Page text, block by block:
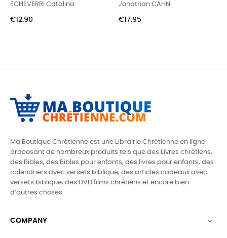
ECHEVERRI Catalina
Price
€12.90
Jonathan CAHN
Price
€17.95
Ma Boutique Chrétienne est une Librairie Chrétienne en ligne
proposant de nombreux produits tels que des Livres chrétiens,
des Bibles, des Bibles pour enfants, des livres pour enfants, des
calendriers avec versets biblique, des articles cadeaux avec
versets biblique, des DVD films chrétiens et encore bien
d’autres choses.
COMPANY 